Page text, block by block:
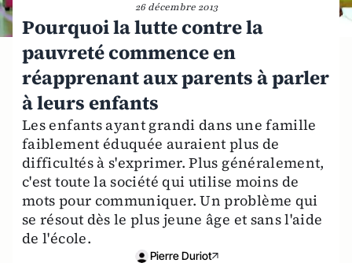
26 décembre 2013
Pourquoi la lutte contre la
pauvreté commence en
réapprenant aux parents à parler
à leurs enfants
Les enfants ayant grandi dans une famille
faiblement éduquée auraient plus de
difficultés à s'exprimer. Plus généralement,
c'est toute la société qui utilise moins de
mots pour communiquer. Un problème qui
se résout dès le plus jeune âge et sans l'aide
de l'école.
Pierre Duriot